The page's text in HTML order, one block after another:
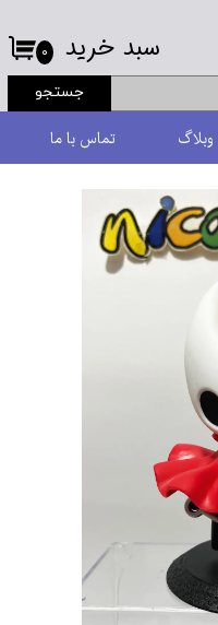
جستجو
۰ سبد خرید
وبلاگ تماس با ما